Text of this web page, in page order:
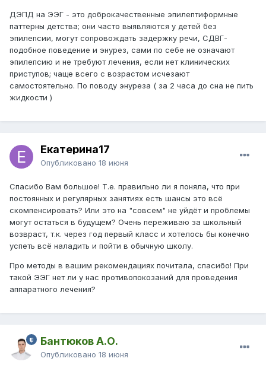
начинается период когда писается ,в течении месяца
может писать в постель, либо каждый день ( не по разу),
либо через день. Вообщем всегда по разному. И днём
взяла привычку терпеть, а потом не всегда успевает
добежать.
Ходили к нейропсихологу на диагностику, она сказала
что всё в норме. Интеллект сохранён, ребёнок норма.
ДЭПД на ЭЭГ - это доброкачественные эпилептиформные
паттерны детства; они часто выявляются у детей без
эпилепсии, могут сопровождать задержку речи, СДВГ-
подобное поведение и энурез, сами по себе не означают
эпилепсию и не требуют лечения, если нет клинических
приступов; чаще всего с возрастом исчезают
самостоятельно. По поводу энуреза ( за 2 часа до сна не пить
жидкости )
Екатерина17
Опубликовано 18 июня
Спасибо Вам большое! Т.е. правильно ли я поняла, что при
постоянных и регулярных занятиях есть шансы это всё
скомпенсировать? Или это на "совсем" не уйдёт и проблемы
могут остаться в будущем? Очень переживаю за школьный
возвраст, т.к. через год первый класс и хотелось бы конечно
успеть всё наладить и пойти в обычную школу.
Про методы в вашим рекомендациях почитала, спасибо! При
такой ЭЭГ нет ли у нас противопокозаний для проведения
аппаратного лечения?
Бантюков А.О.
Опубликовано 18 июня